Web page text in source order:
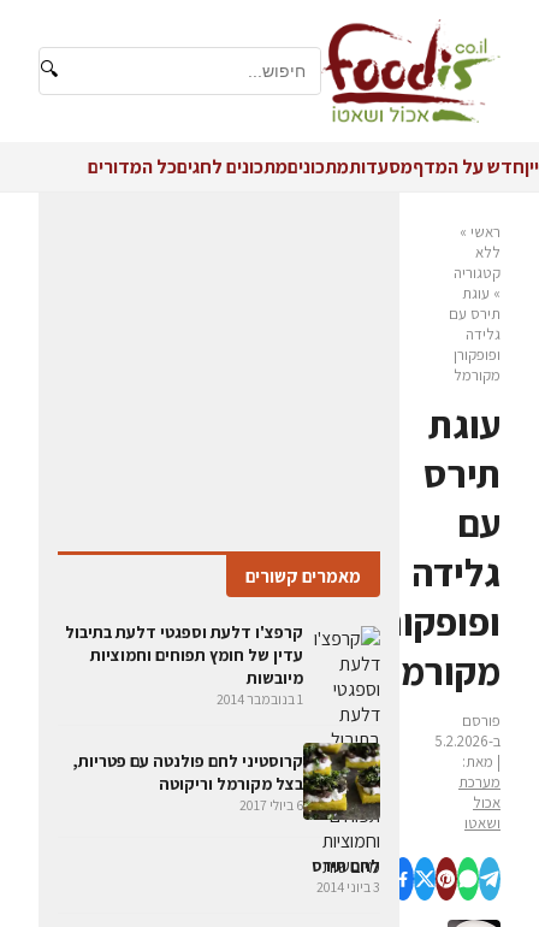
🔍
ייןחדש על המדףמסעדותמתכוניםמתכונים לחגיםכל המדורים
ראשי »
ללא
קטגוריה
» עוגת
תירס עם
גלידה
ופופקורן
מקורמל
עוגת
תירס
עם
גלידה
ופופקורן
מקורמל
פורסם
ב-5.2.2026
| מאת:
מערכת
אכול
ושאטו
מאמרים קשורים
קרפצ'ו דלעת וספגטי דלעת בתיבול
עדין של חומץ תפוחים וחמוציות
מיובשות
1 בנובמבר 2014
קרוסטיני לחם פולנטה עם פטריות,
בצל מקורמל וריקוטה
6 ביולי 2017
לחם תירס
3 ביוני 2014